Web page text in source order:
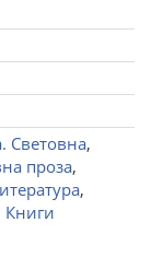
Световна,
проза,
,
Книги